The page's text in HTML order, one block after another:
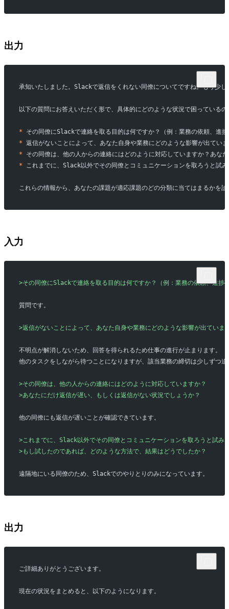
出力
承知いたしました。Slackで返信をくれない同僚についてですね。もう少
以下の質問にお答えいただく形で、具体的にどのような状況で困っている
* その同僚にSlackで連絡を取る目的は何ですか？（例：業務の依頼、進
* 返信がないことによって、あなた自身や業務にどのような影響が出てい
* その同僚は、他の人からの連絡にはどのように対応していますか？あな
* これまでに、Slack以外でその同僚とコミュニケーションを取ろうと試
これらの情報から、あなたの課題が適応課題のどの分類に当てはまるかを
入力
>その同僚にSlackで連絡を取る目的は何ですか？（例：業務の依頼、進捗
質問です。
>返信がないことによって、あなた自身や業務にどのような影響が出ていま
不明点が解消しないため、回答を得られるため仕事の進行が止まります。
他のタスクをしながら待つことになりますが、該当業務の締切は少しずつ
>その同僚は、他の人からの連絡にはどのように対応していますか？
>あなたにだけ返信が遅い、もしくは返信がない状況でしょうか？
他の同僚にも返信が遅いことが確認できています。
>これまでに、Slack以外でその同僚とコミュニケーションを取ろうと試み
>もし試したのであれば、どのような方法で、結果はどうでしたか？
遠隔地にいる同僚のため、Slackでのやりとりのみになっています。
出力
ご詳細ありがとうございます。
現在の状況をまとめると、以下のようになります。